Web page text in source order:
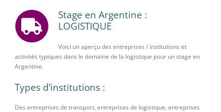
Stage en Argentine :
LOGISTIQUE
Voici un aperçu des entreprises / institutions et
activités typiques dans le domaine de la logistique pour un stage en
Argentine.
Types d’institutions :
Des entreprises de transport, entreprises de logistique, entreprises